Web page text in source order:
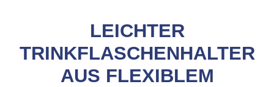
LEICHTER
TRINKFLASCHENHALTER
AUS FLEXIBLEM